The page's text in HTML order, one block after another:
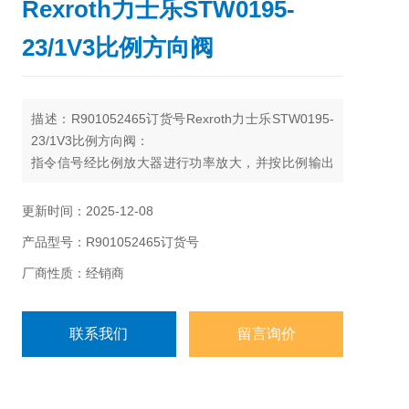
Rexroth力士乐STW0195-
23/1V3比例方向阀
描述：R901052465订货号Rexroth力士乐STW0195-
23/1V3比例方向阀：
指令信号经比例放大器进行功率放大，并按比例输出
比例移动阀芯的位置，即可按比例控制液流的流量和
控制。
更新时间：2025-12-08
产品型号：R901052465订货号
厂商性质：经销商
联系我们 留言询价